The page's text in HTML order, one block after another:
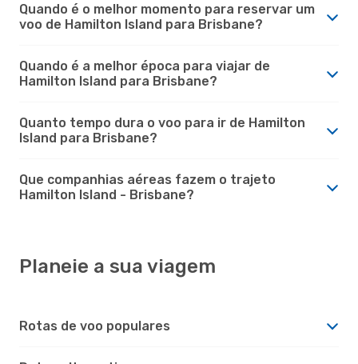
Quando é o melhor momento para reservar um
voo de Hamilton Island para Brisbane?
Quando é a melhor época para viajar de
Hamilton Island para Brisbane?
Quanto tempo dura o voo para ir de Hamilton
Island para Brisbane?
Que companhias aéreas fazem o trajeto
Hamilton Island - Brisbane?
Planeie a sua viagem
Rotas de voo populares